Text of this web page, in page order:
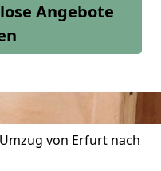
Angebote
Umzug von Erfurt nach